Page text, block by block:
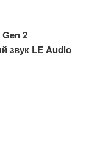
2
звук LE Audio